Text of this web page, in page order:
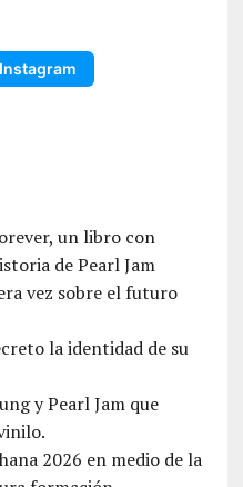
un libro con
de Pearl Jam
vez sobre el futuro
la identidad de su
y Pearl Jam que
2026 en medio de la